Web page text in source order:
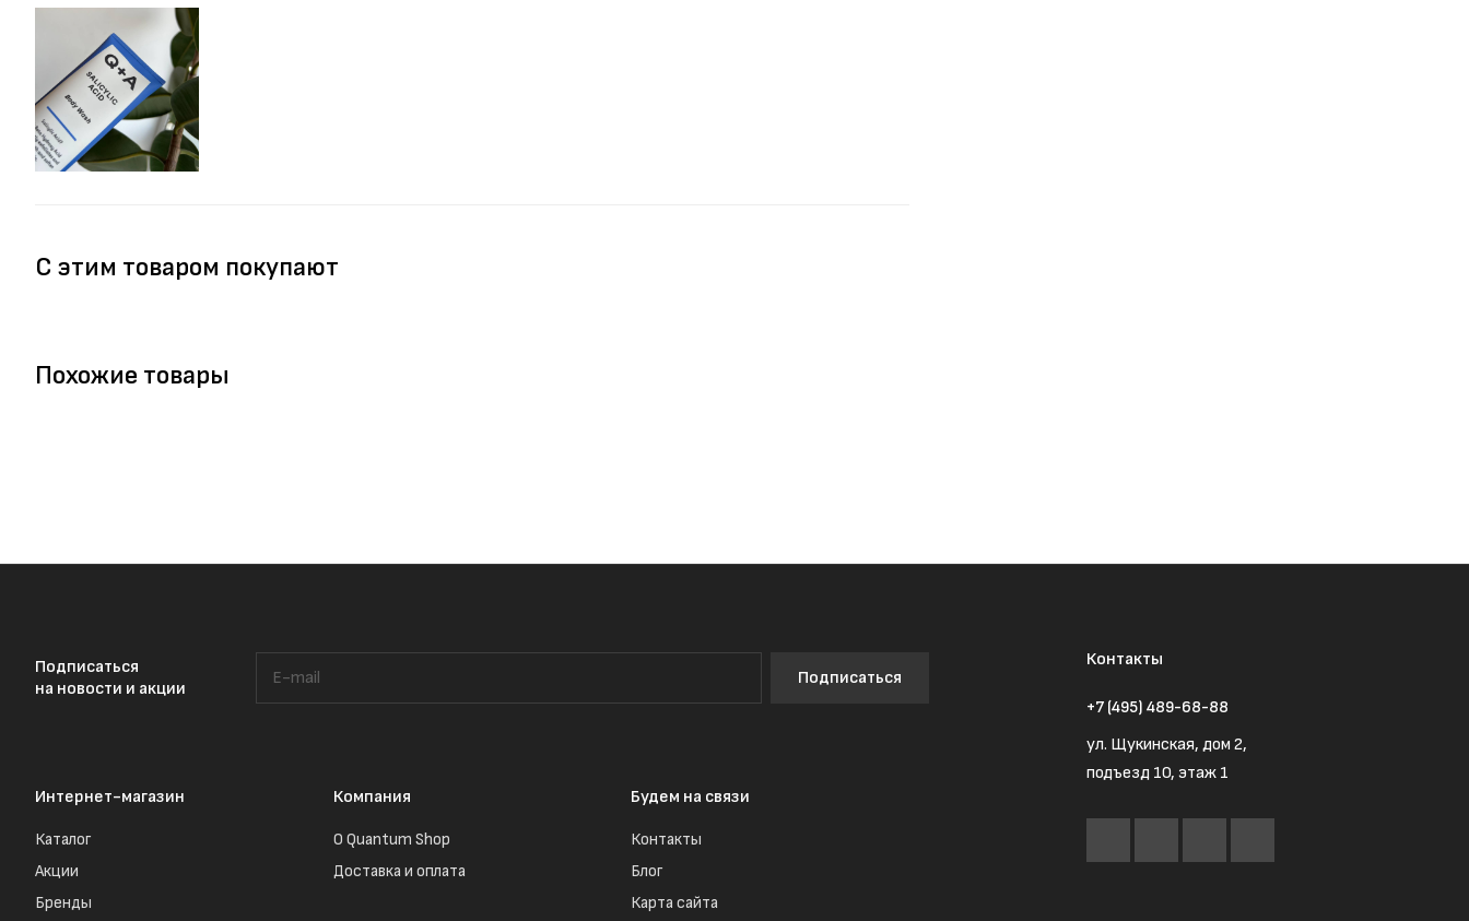
С этим товаром покупают
Похожие товары
Подписаться
на новости и акции
Подписаться
Интернет-магазин
Каталог
Акции
Бренды
Компания
О Quantum Shop
Доставка и оплата
Будем на связи
Контакты
Блог
Карта сайта
Контакты
+7 (495) 489-68-88
ул. Щукинская, дом 2,
подъезд 10, этаж 1